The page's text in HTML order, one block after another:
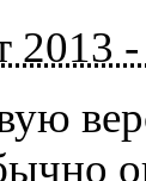
2013